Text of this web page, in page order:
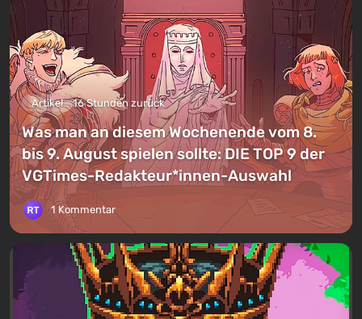
Artikel 16 Stunden zurück
Was man an diesem Wochenende vom 8.
bis 9. August spielen sollte: DIE TOP 9 der
VGTimes-Redakteur*innen-Auswahl
1 Kommentar